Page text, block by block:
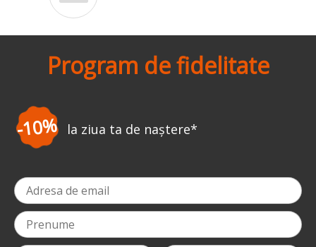
Program de fidelitate
naștere *